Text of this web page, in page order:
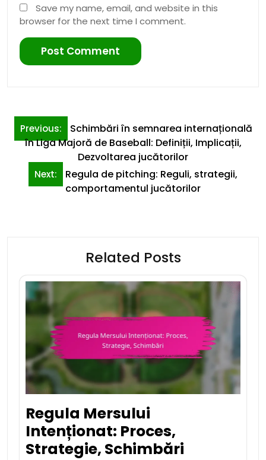
Save my name, email, and website in this
browser for the next time I comment.
Post
navigation
Previous:
Schimbări în semnarea internațională
în Liga Majoră de Baseball: Definiții, Implicații,
Dezvoltarea jucătorilor
Next:
Regula de pitching: Reguli, strategii,
comportamentul jucătorilor
Related Posts
Regula Mersului
Intenționat: Proces,
Strategie, Schimbări